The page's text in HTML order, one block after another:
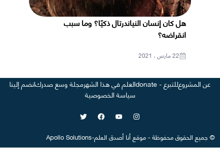
هل كان إنسان النياندرتال ذكيًا؟ وما سبب
انقراضه؟
22 مارس ، 2021
عن المشروعللتبرع - donate العلم في هذا الشهرمجلة وسع صدركانضم إلينا
سياسة الخصوصية
©جميع الحقوق محفوظة-موقعأنا أصدق العلم-
Apollo Solutions